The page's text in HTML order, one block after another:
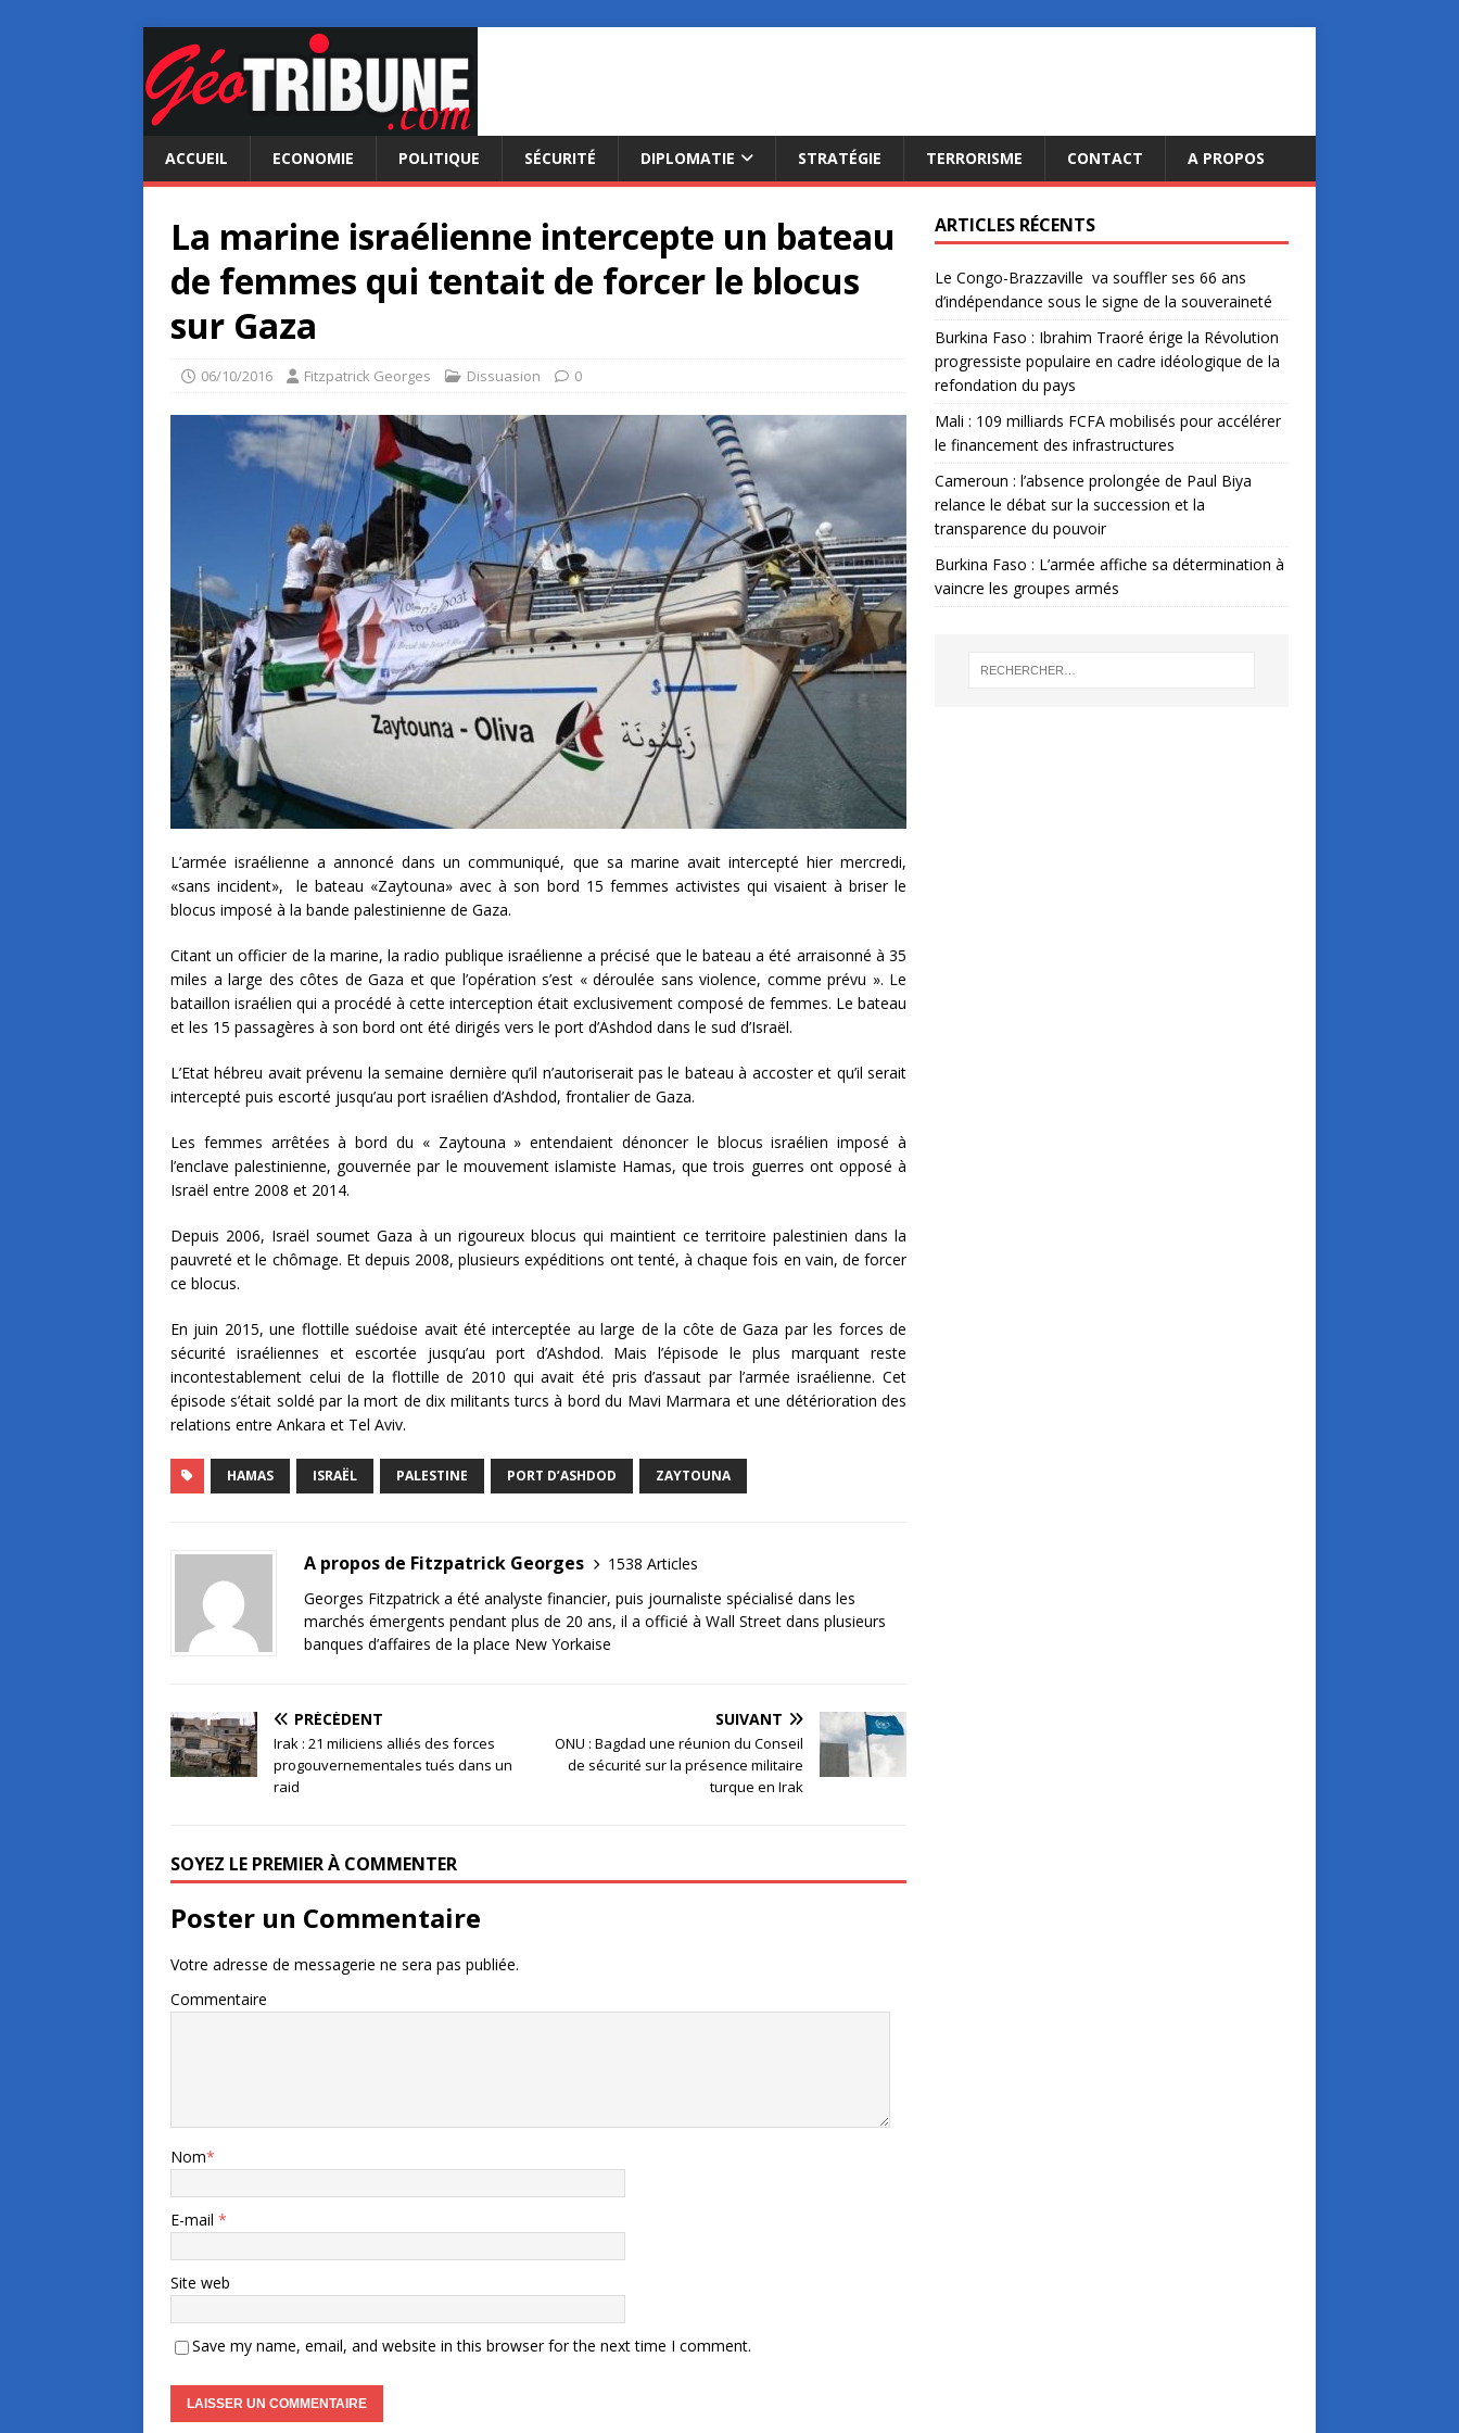
ACCUEIL ECONOMIE POLITIQUE SÉCURITÉ DIPLOMATIE STRATÉGIE TERRORISME CONTACT A PROPOS
La marine israélienne intercepte un bateau
de femmes qui tentait de forcer le blocus
sur Gaza
06/10/2016 Fitzpatrick Georges Dissuasion 0
L’armée israélienne a annoncé dans un communiqué, que sa marine avait intercepté hier mercredi,
«sans incident», le bateau «Zaytouna» avec à son bord 15 femmes activistes qui visaient à briser le
blocus imposé à la bande palestinienne de Gaza.
Citant un officier de la marine, la radio publique israélienne a précisé que le bateau a été arraisonné à 35
miles a large des côtes de Gaza et que l’opération s’est « déroulée sans violence, comme prévu ». Le
bataillon israélien qui a procédé à cette interception était exclusivement composé de femmes. Le bateau
et les 15 passagères à son bord ont été dirigés vers le port d’Ashdod dans le sud d’Israël.
L’Etat hébreu avait prévenu la semaine dernière qu’il n’autoriserait pas le bateau à accoster et qu’il serait
intercepté puis escorté jusqu’au port israélien d’Ashdod, frontalier de Gaza.
Les femmes arrêtées à bord du « Zaytouna » entendaient dénoncer le blocus israélien imposé à
l’enclave palestinienne, gouvernée par le mouvement islamiste Hamas, que trois guerres ont opposé à
Israël entre 2008 et 2014.
Depuis 2006, Israël soumet Gaza à un rigoureux blocus qui maintient ce territoire palestinien dans la
pauvreté et le chômage. Et depuis 2008, plusieurs expéditions ont tenté, à chaque fois en vain, de forcer
ce blocus.
En juin 2015, une flottille suédoise avait été interceptée au large de la côte de Gaza par les forces de
sécurité israéliennes et escortée jusqu’au port d’Ashdod. Mais l’épisode le plus marquant reste
incontestablement celui de la flottille de 2010 qui avait été pris d’assaut par l’armée israélienne. Cet
épisode s’était soldé par la mort de dix militants turcs à bord du Mavi Marmara et une détérioration des
relations entre Ankara et Tel Aviv.
HAMAS ISRAËL PALESTINE PORT D’ASHDOD ZAYTOUNA
A propos de Fitzpatrick Georges
1538 Articles
Georges Fitzpatrick a été analyste financier, puis journaliste spécialisé dans les
marchés émergents pendant plus de 20 ans, il a officié à Wall Street dans plusieurs
banques d’affaires de la place New Yorkaise
PRÉCÉDENT
Irak : 21 miliciens alliés des forces
progouvernementales tués dans un
raid
SUIVANT
ONU : Bagdad une réunion du Conseil
de sécurité sur la présence militaire
turque en Irak
SOYEZ LE PREMIER À COMMENTER
Poster un Commentaire
Votre adresse de messagerie ne sera pas publiée.
Commentaire
Nom*
E-mail *
Site web
Save my name, email, and website in this browser for the next time I comment.
ARTICLES RÉCENTS
Le Congo-Brazzaville va souffler ses 66 ans
d’indépendance sous le signe de la souveraineté
Burkina Faso : Ibrahim Traoré érige la Révolution
progressiste populaire en cadre idéologique de la
refondation du pays
Mali : 109 milliards FCFA mobilisés pour accélérer
le financement des infrastructures
Cameroun : l’absence prolongée de Paul Biya
relance le débat sur la succession et la
transparence du pouvoir
Burkina Faso : L’armée affiche sa détermination à
vaincre les groupes armés